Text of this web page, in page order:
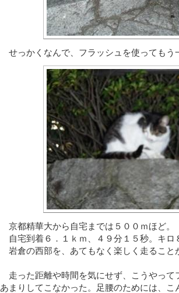
せっかくなんで、フラッシュを使ってもう
京都精華大から自宅までは５００ｍほど。
自宅到着６．１ｋｍ、４９分１５秒。キロ
岩倉の西部を、あてもなく楽しく走ること
走った距離や時間を気にせず、こうやって
あまりしてこなかった。足腰のためには、